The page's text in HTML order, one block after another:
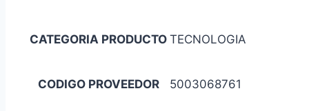
CATEGORIA PRODUCTO TECNOLOGIA
CODIGO PROVEEDOR 5003068761